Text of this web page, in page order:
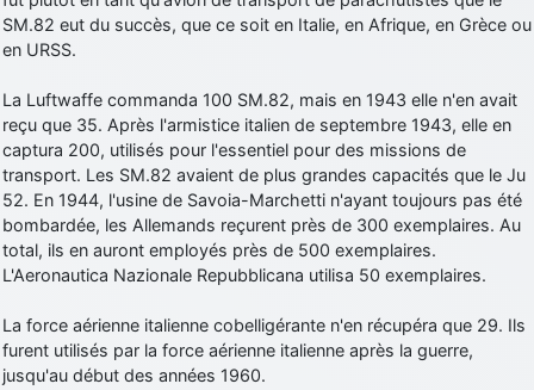
SM.82 eut du succès, que ce soit en Italie, en Afrique, en Grèce ou
en URSS.
La Luftwaffe commanda 100 SM.82, mais en 1943 elle n'en avait
reçu que 35. Après l'armistice italien de septembre 1943, elle en
captura 200, utilisés pour l'essentiel pour des missions de
transport. Les SM.82 avaient de plus grandes capacités que le Ju
52. En 1944, l'usine de Savoia-Marchetti n'ayant toujours pas été
bombardée, les Allemands reçurent près de 300 exemplaires. Au
total, ils en auront employés près de 500 exemplaires.
L'Aeronautica Nazionale Repubblicana utilisa 50 exemplaires.
La force aérienne italienne cobelligérante n'en récupéra que 29. Ils
furent utilisés par la force aérienne italienne après la guerre,
jusqu'au début des années 1960.